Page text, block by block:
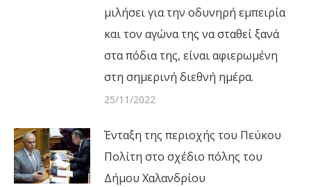
μιλήσει για την οδυνηρή εμπειρία
και τον αγώνα της να σταθεί ξανά
στα πόδια της, είναι αφιερωμένη
στη σημερινή διεθνή ημέρα.
25/11/2022
Ένταξη της περιοχής του Πεύκου
Πολίτη στο σχέδιο πόλης του
Δήμου Χαλανδρίου